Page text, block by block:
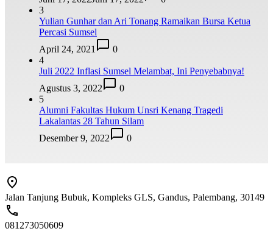
3
Yulian Gunhar dan Ari Tonang Ramaikan Bursa Ketua
Percasi Sumsel
April 24, 2021
0
4
Juli 2022 Inflasi Sumsel Melambat, Ini Penyebabnya!
Agustus 3, 2022
0
5
Alumni Fakultas Hukum Unsri Kenang Tragedi
Lakalantas 28 Tahun Silam
Desember 9, 2022
0
Jalan Tanjung Bubuk, Kompleks GLS, Gandus, Palembang, 30149
081273050609